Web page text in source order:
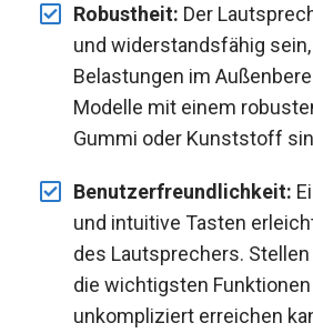
Robustheit: Der
und widerstandsfähig
Belastungen im
Modelle mit einem
Gummi oder Kunststoff
Benutzerfreundlichkeit:
und intuitive Tasten
des Lautsprechers.
die wichtigsten
unkompliziert erreichen